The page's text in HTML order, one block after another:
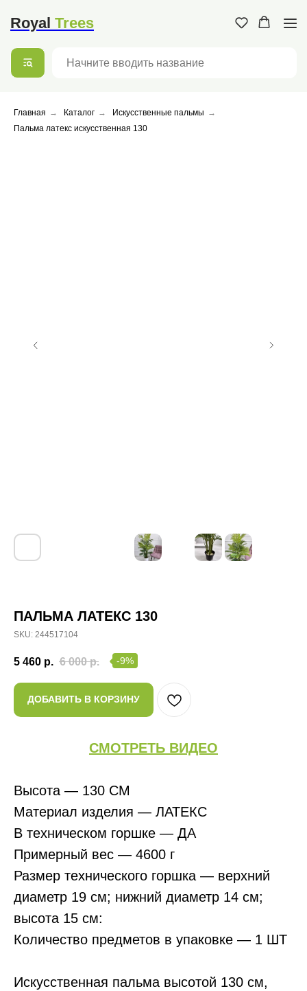
Коминтерна, 13/1
Royal Trees
Главная → Каталог → Искусственные пальмы →
Пальма латекс искусственная 130
ПАЛЬМА ЛАТЕКС 130
SKU: 244517104
5 460 р. 6 000 р. -9%
ДОБАВИТЬ В КОРЗИНУ
СМОТРЕТЬ ВИДЕО
Высота — 130 СМ
Материал изделия — ЛАТЕКС
В техническом горшке — ДА
Примерный вес — 4600 г
Размер технического горшка — верхний
диаметр 19 см; нижний диаметр 14 см;
высота 15 см:
Количество предметов в упаковке — 1 ШТ
Искусственная пальма высотой 130 см,